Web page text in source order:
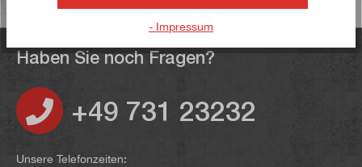
Haben Sie noch Fragen?
+49 731 23232
Unsere Telefonzeiten:
- Impressum